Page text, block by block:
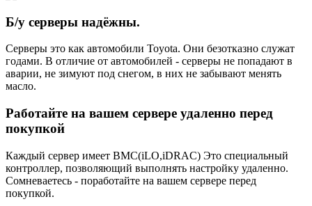
Б/у серверы надёжны.
Серверы это как автомобили Toyota. Они безотказно служат
годами. В отличие от автомобилей - серверы не попадают в
аварии, не зимуют под снегом, в них не забывают менять
масло.
Работайте на вашем сервере удаленно перед
покупкой
Каждый сервер имеет BMC(iLO,iDRAC) Это специальный
контроллер, позволяющий выполнять настройку удаленно.
Сомневаетесь - поработайте на вашем сервере перед
покупкой.